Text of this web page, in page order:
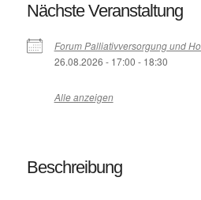
Nächste Veranstaltung
Forum Palliativversorgung und
26.08.2026 - 17:00 - 18:30
Alle anzeigen
Beschreibung